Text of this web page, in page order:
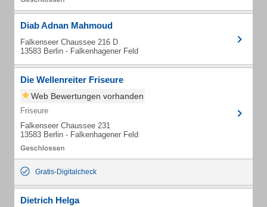
Diab Adnan Mahmoud
Falkenseer Chaussee 216 D
13583 Berlin - Falkenhagener Feld
Die Wellenreiter Friseure
Web Bewertungen vorhanden
Friseure
Falkenseer Chaussee 231
13583 Berlin - Falkenhagener Feld
Gratis-Digitalcheck
Dietrich Helga